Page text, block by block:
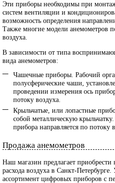
Эти приборы необходимы при
систем вентиляции и
возможность определения
Также многие модели анемометров
воздуха.
В зависимости от типа
вида анемометров:
Чашечные приборы. Рабочий
полусферические чаши,
проведении измерения ось
потоку воздуха.
Крыльчатые, или лопастные
собой металлическую
прибора направляется по потоку
Продажа анемометров
Наш магазин предлагает приобрести
расхода воздуха в Санкт-
ассортимент цифровых приборов с